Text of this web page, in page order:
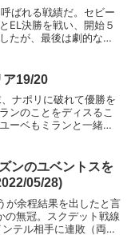
ばれる戦績だ。セビー
EL決勝を戦い、開始５
たが、最後は劇的なゴ
ルを上げた。 試合
が...
ア19/20
ナポリに破れて優勝を
ンのことをディスるこ
ーベもミランと一緒で
うに見える。セリエの
ルコッ...
ンのユベントスを
05/28)
が余程結果を出したと言
無冠。スクデット戦線
テル相手に連敗（両試